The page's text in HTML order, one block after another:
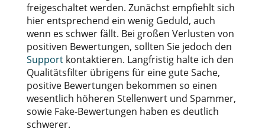
freigeschaltet werden. Zunächst empfiehlt sich
hier entsprechend ein wenig Geduld, auch
wenn es schwer fällt. Bei großen Verlusten von
positiven Bewertungen, sollten Sie jedoch den
Supportkontaktieren. Langfristig halte ich den
Qualitätsfilter übrigens für eine gute Sache,
positive Bewertungen bekommen so einen
wesentlich höheren Stellenwert und Spammer,
sowie Fake-Bewertungen haben es deutlich
schwerer.